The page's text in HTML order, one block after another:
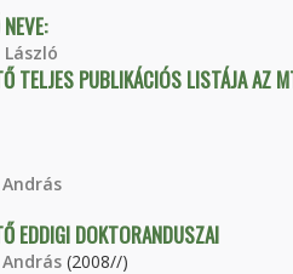
László
TELJES PUBLIKÁCIÓS LISTÁJA AZ
EDDIGI DOKTORANDUSZAI
(2008//)